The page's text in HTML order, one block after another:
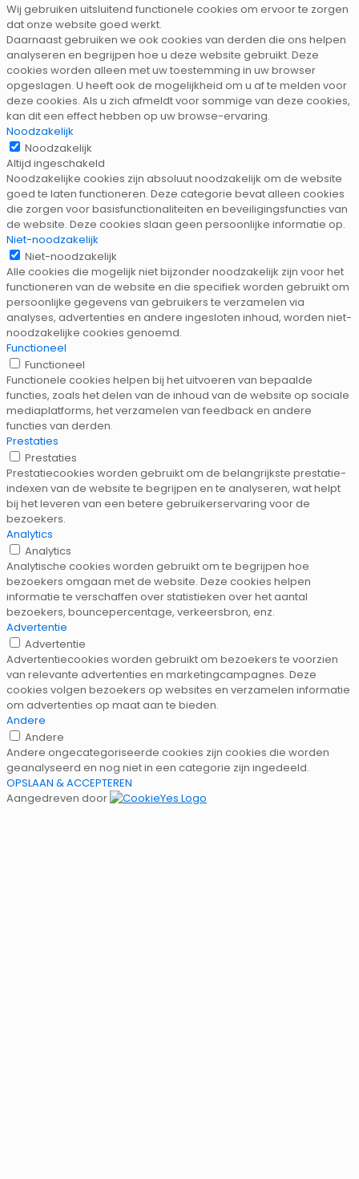
Wij gebruiken uitsluitend functionele cookies om ervoor te zorgen
dat onze website goed werkt.
Daarnaast gebruiken we ook cookies van derden die ons helpen
analyseren en begrijpen hoe u deze website gebruikt. Deze
cookies worden alleen met uw toestemming in uw browser
opgeslagen. U heeft ook de mogelijkheid om u af te melden voor
deze cookies. Als u zich afmeldt voor sommige van deze cookies,
kan dit een effect hebben op uw browse-ervaring.
Noodzakelijk
Noodzakelijk
Altijd ingeschakeld
Noodzakelijke cookies zijn absoluut noodzakelijk om de website
goed te laten functioneren. Deze categorie bevat alleen cookies
die zorgen voor basisfunctionaliteiten en beveiligingsfuncties van
de website. Deze cookies slaan geen persoonlijke informatie op.
Niet-noodzakelijk
Niet-noodzakelijk
Alle cookies die mogelijk niet bijzonder noodzakelijk zijn voor het
functioneren van de website en die specifiek worden gebruikt om
persoonlijke gegevens van gebruikers te verzamelen via
analyses, advertenties en andere ingesloten inhoud, worden niet-
noodzakelijke cookies genoemd.
Functioneel
Functioneel
Functionele cookies helpen bij het uitvoeren van bepaalde
functies, zoals het delen van de inhoud van de website op sociale
mediaplatforms, het verzamelen van feedback en andere
functies van derden.
Prestaties
Prestaties
Prestatiecookies worden gebruikt om de belangrijkste prestatie-
indexen van de website te begrijpen en te analyseren, wat helpt
bij het leveren van een betere gebruikerservaring voor de
bezoekers.
Analytics
Analytics
Analytische cookies worden gebruikt om te begrijpen hoe
bezoekers omgaan met de website. Deze cookies helpen
informatie te verschaffen over statistieken over het aantal
bezoekers, bouncepercentage, verkeersbron, enz.
Advertentie
Advertentie
Advertentiecookies worden gebruikt om bezoekers te voorzien
van relevante advertenties en marketingcampagnes. Deze
cookies volgen bezoekers op websites en verzamelen informatie
om advertenties op maat aan te bieden.
Andere
Andere
Andere ongecategoriseerde cookies zijn cookies die worden
geanalyseerd en nog niet in een categorie zijn ingedeeld.
OPSLAAN & ACCEPTEREN
Aangedreven door